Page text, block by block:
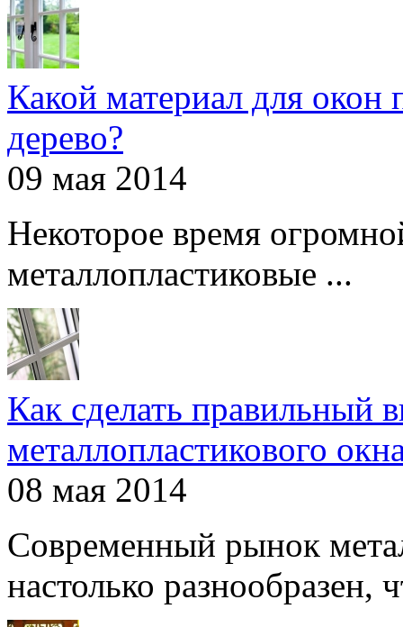
Какой материал для окон
дерево?
09 мая 2014
Некоторое время
металлопластиковые ...
Как сделать правильный
металлопластикового
08 мая 2014
Современный рынок
настолько разнообразен,